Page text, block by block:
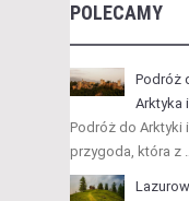
POLECAMY
Podróż
Arktyka
Podróż do Arktyki
przygoda, która z